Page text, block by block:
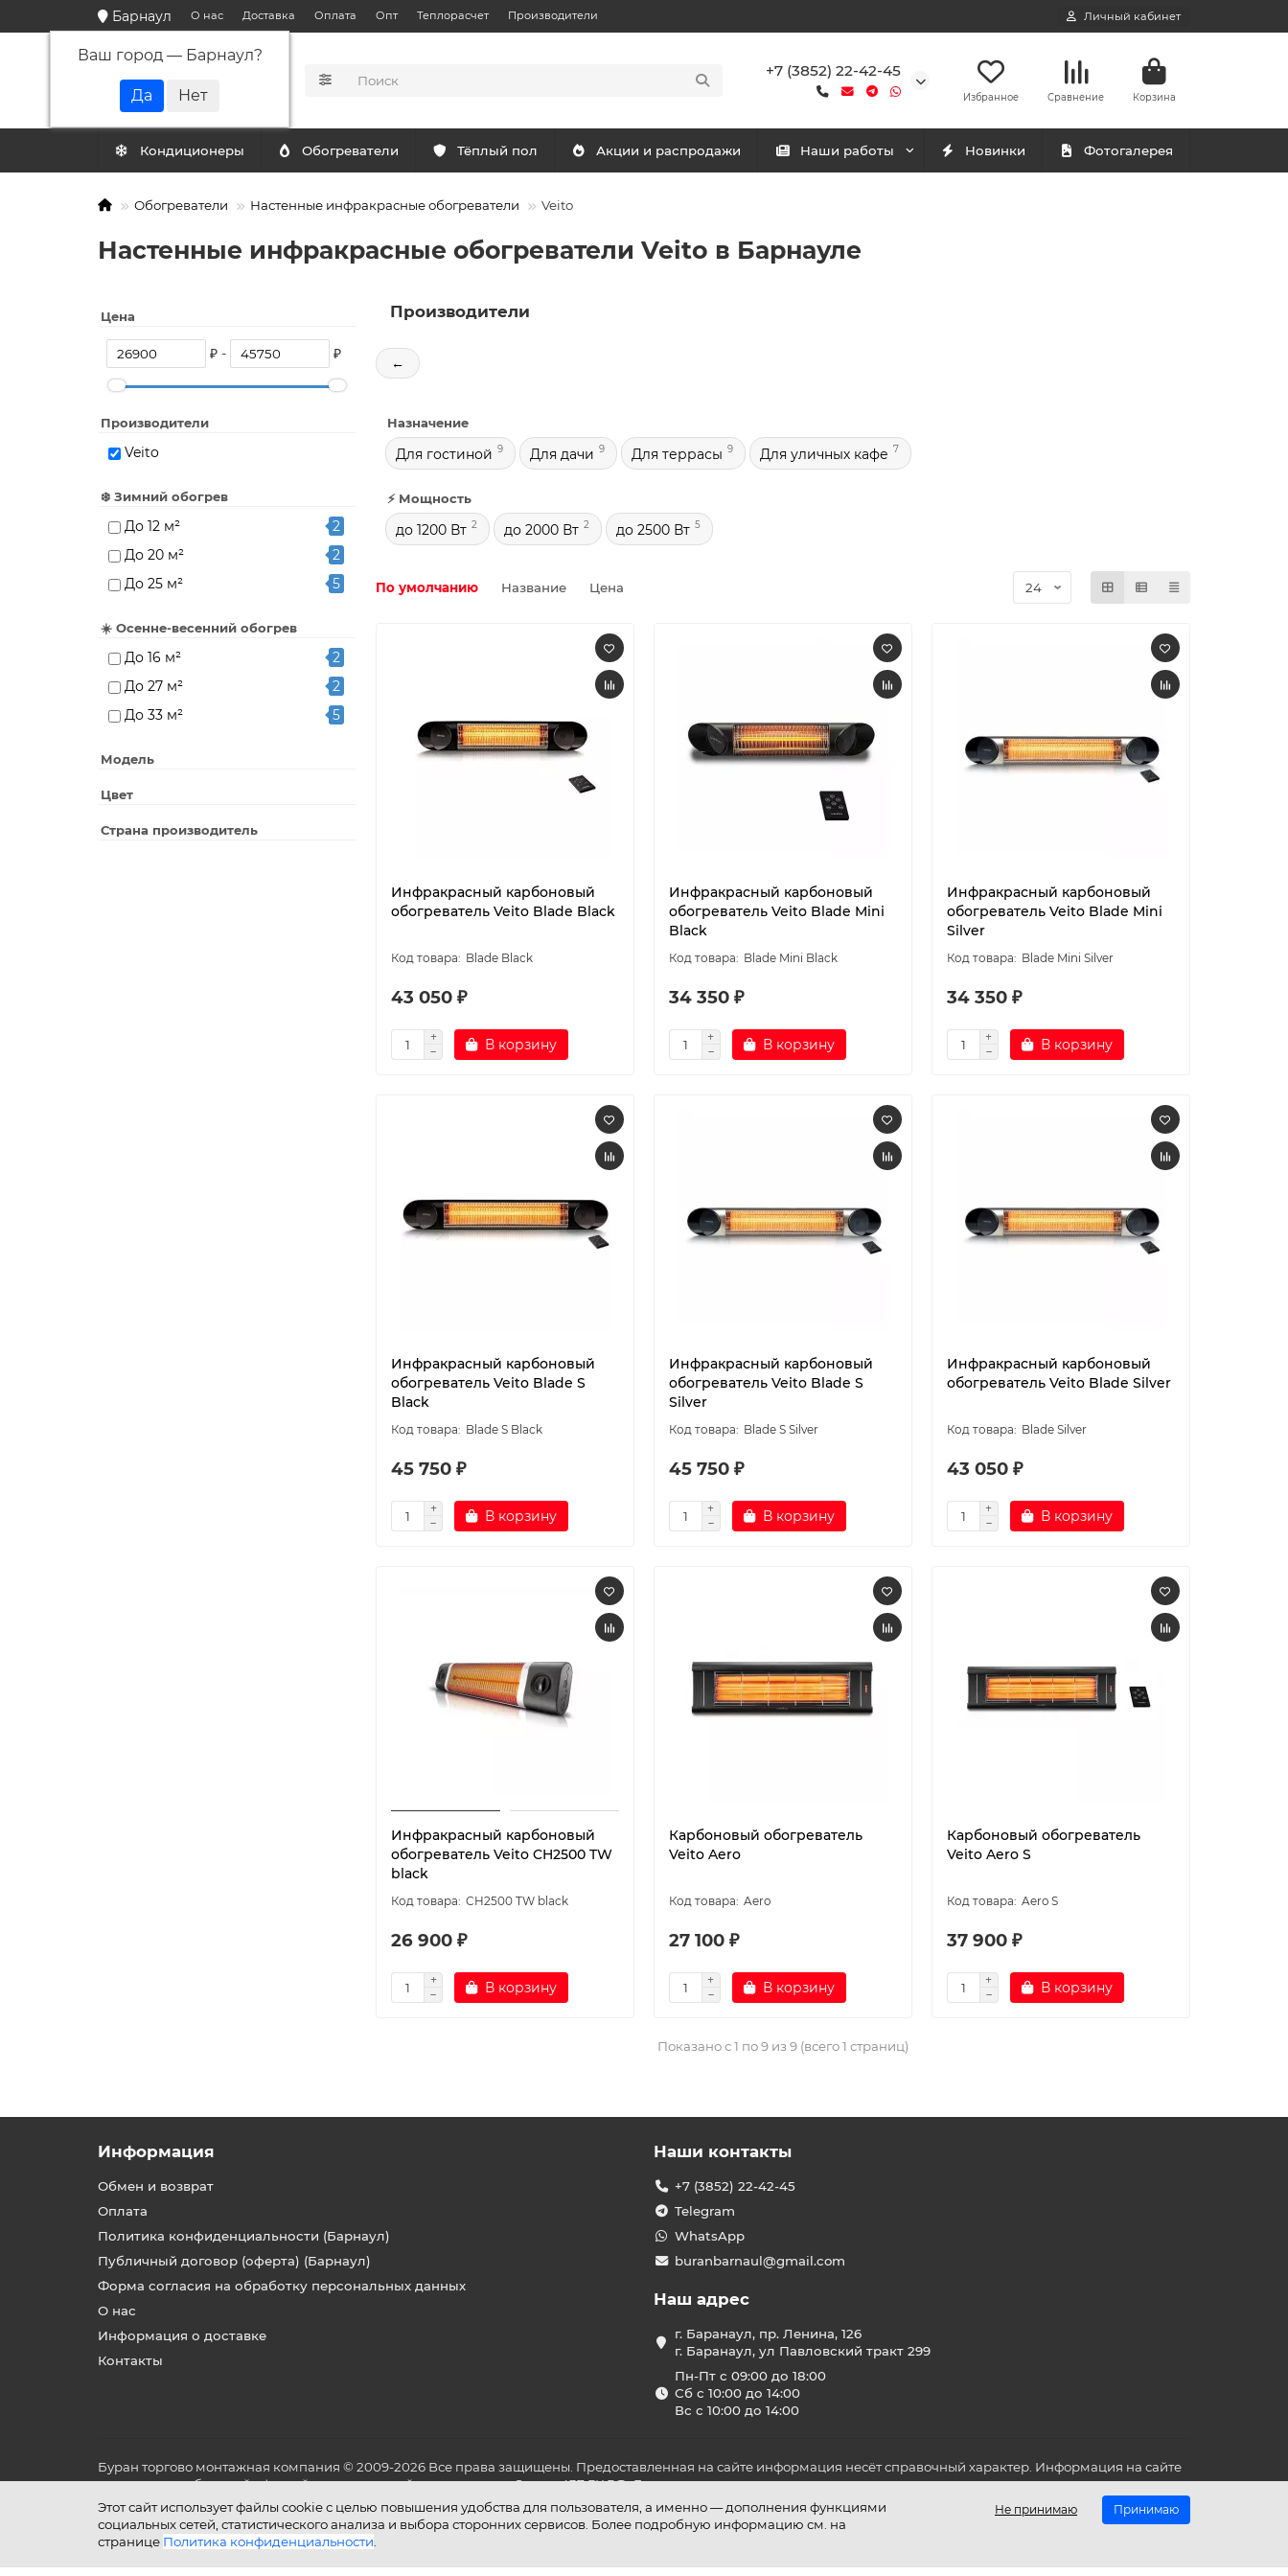
Барнаул
Ваш город — Барнаул?
О нас Доставка Оплата Опт Теплорасчет Производители Личный кабинет
+7 (3852) 22-42-45
Избранное Сравнение Корзина
Кондиционеры Обогреватели Тёплый пол Акции и распродажи Наши работы Новинки Фотогалерея
Обогреватели Настенные инфракрасные обогреватели Veito
Настенные инфракрасные обогреватели Veito в Барнауле
Цена
₽ - ₽
Производители
Veito
❄️ Зимний обогрев
До 12 м²
2
До 20 м²
2
До 25 м²
5
☀️ Осенне-весенний обогрев
До 16 м²
2
До 27 м²
2
До 33 м²
5
Модель
Цвет
Страна производитель
Производители
←
Назначение
Для гостиной 9 Для дачи 9 Для террасы 9 Для уличных кафе 7
⚡ Мощность
до 1200 Вт 2 до 2000 Вт 2 до 2500 Вт 5
По умолчанию Название Цена
Инфракрасный карбоновый
обогреватель Veito Blade Black
Blade Black
43 050 ₽
В корзину
Инфракрасный карбоновый
обогреватель Veito Blade Mini
Black
Blade Mini Black
34 350 ₽
В корзину
Инфракрасный карбоновый
обогреватель Veito Blade Mini
Silver
Blade Mini Silver
34 350 ₽
В корзину
Инфракрасный карбоновый
обогреватель Veito Blade S
Black
Blade S Black
45 750 ₽
В корзину
Инфракрасный карбоновый
обогреватель Veito Blade S
Silver
Blade S Silver
45 750 ₽
В корзину
Инфракрасный карбоновый
обогреватель Veito Blade Silver
Blade Silver
43 050 ₽
В корзину
Инфракрасный карбоновый
обогреватель Veito CH2500 TW
black
CH2500 TW black
26 900 ₽
В корзину
Карбоновый обогреватель
Veito Aero
Aero
27 100 ₽
В корзину
Карбоновый обогреватель
Veito Aero S
Aero S
37 900 ₽
В корзину
Показано с 1 по 9 из 9 (всего 1 страниц)
Этот сайт использует файлы cookie с целью повышения удобства для пользователя, а именно — дополнения функциями
социальных сетей, статистического анализа и выбора сторонних сервисов. Более подробную информацию см. на
странице Политика конфиденциальности
Не принимаю Принимаю
Информация
Обмен и возврат
Оплата
Политика конфиденциальности (Барнаул)
Публичный договор (оферта) (Барнаул)
Форма согласия на обработку персональных данных
О нас
Информация о доставке
Контакты
Наши контакты
+7 (3852) 22-42-45
Telegram
WhatsApp
buranbarnaul@gmail.com
Наш адрес
г. Баранаул, пр. Ленина, 126
г. Баранаул, ул Павловский тракт 299
Пн-Пт с 09:00 до 18:00
Сб с 10:00 до 14:00
Вс с 10:00 до 14:00
Буран торгово монтажная компания © 2009-2026 Все права защищены. Предоставленная на сайте информация несёт справочный характер. Информация на сайте
не является публичной офертой, определяемой положениями Статьи 437 ГК РФ. До оплаты товара удостоверьтесь во всех для вас важных характеристиках в товаре
и условиях его эксплуатации.